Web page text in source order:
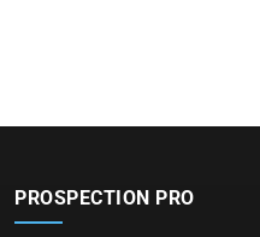
PROSPECTION PRO